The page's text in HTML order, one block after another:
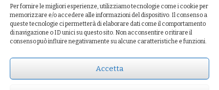
Per fornire le migliori esperienze, utilizziamo tecnologie come i cookie per
memorizzare e/o accedere alle informazioni del dispositivo. Il consenso a
queste tecnologie ci permetterà di elaborare dati come il comportamento
di navigazione o ID unici su questo sito. Non acconsentire o ritirare il
consenso può influire negativamente su alcune caratteristiche e funzioni.
Accetta
Hummus di ceci
con verdure
con anacardi